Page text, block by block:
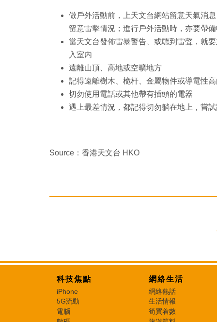
做戶外活動前，上天文台網站留意天氣消
留意雷擊情況；進行戶外活動時，亦要帶
當天文台發佈雷暴警告、或聼到雷聲，就
入室内
遠離山頂、高地或空曠地方
記得遠離樹木、桅杆、金屬物件或導電性
切勿使用電話或其他帶有插頭的電器
遇上最差情況，都記得切勿躺在地上，嘗
Source：香港天文台 HKO
科技焦點
iPhone
5G流動
電腦
網絡生活
網絡熱話
生活情報
筍買着數